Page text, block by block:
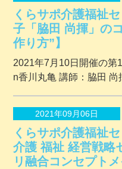
くらサポ介護福祉
子「脇田 尚揮」の
作り方”】
2021年7月10日開催の第
n香川丸亀 講師：脇田 尚
2021年09月06日
くらサポ介護福祉
介護 福祉 経営戦略
リ融合コンセプトメ